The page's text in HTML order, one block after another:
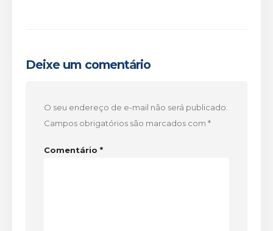
Deixe um comentário
O seu endereço de e-mail não será publicado.
Campos obrigatórios são marcados com*
Comentário*